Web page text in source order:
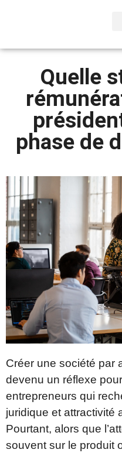
Quelle
phase de
Créer une société par
devenu un réflexe
entrepreneurs qui
juridique et attractivité
Pourtant, alors que
souvent sur le produit